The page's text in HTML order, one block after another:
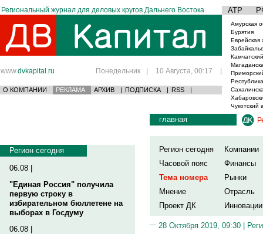
Региональный журнал для деловых кругов Дальнего Востока АТР
www.dvkapital.ru Понедельник | 10 Августа, 00:17 |
О КОМПАНИИ РЕКЛАМА АРХИВ | ПОДПИСКА | RSS |
Амурская
Бурятия
Еврейская
Чукотский
Регион сегодня
06.08 |
"Единая Россия" получила
первую строку в
избирательном бюллетене на
выборах в Госдуму
06.08 |
главная
Регион сегодня
Компании
Часовой пояс
Финансы
Тема номера
Рынки
Мнение
Отрасль
Проект ДК
Инновации
28 Октября 2019, 09:30 |